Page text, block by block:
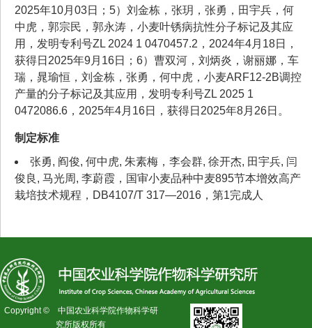
2025年10月03日；5）刘金栋，张玥，张勇，田宇兵，何
中虎，郭宗民，郭永涛，小麦叶锈病抗性分子标记及其应
用，发明专利号ZL 2024 1 0470457.2，2024年4月18日，
获得日2025年9月16日；6）曹双河，刘炳炎，谢丽娜，车
瑞，晁瑜恒，刘金栋，张勇，何中虎，小麦ARF12-2B调控
产量的分子标记及其应用，发明专利号ZL 2025 1
0472086.6，2025年4月16日，获得日2025年8月26日。
制定标准
张勇, 阎俊, 何中虎, 朱素梅，李会群, 徐开杰, 田宇兵, 闫
俊良, 马光周, 李蔚霞，国审小麦品种中麦895节本增效高产
栽培技术规程，DB4107/T 317—2016，第1完成人
Copyright © 中国农业科学院作物科学研
究所版权所有